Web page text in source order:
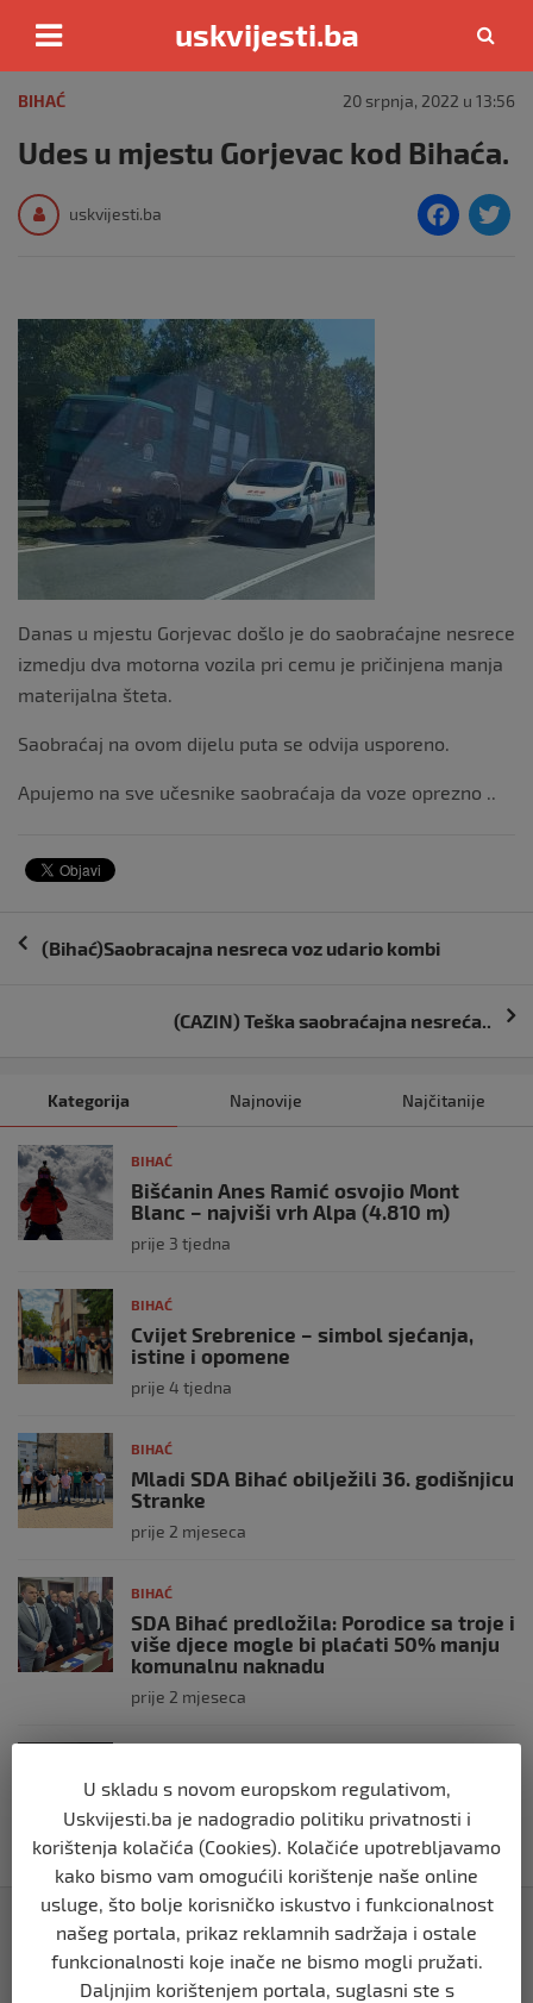
content
uskvijesti.ba
BIHAĆ 20 srpnja, 2022 u 13:56
Udes u mjestu Gorjevac kod Bihaća.
uskvijesti.ba
F
Danas u mjestu Gorjevac došlo je do saobraćajne nesrece
izmedju dva motorna vozila pri cemu je pričinjena manja
materijalna šteta.
Saobraćaj na ovom dijelu puta se odvija usporeno.
Apujemo na sve učesnike saobraćaja da voze oprezno ..
Navigacija
objava
(Bihać)Saobracajna nesreca voz udario kombi
(CAZIN) Teška saobraćajna nesreća..
Kategorija Najnovije Najčitanije
BIHAĆ
Bišćanin Anes Ramić osvojio Mont
Blanc – najviši vrh Alpa (4.810 m)
prije 3 tjedna
BIHAĆ
Cvijet Srebrenice – simbol sjećanja,
istine i opomene
prije 4 tjedna
BIHAĆ
Mladi SDA Bihać obilježili 36. godišnjicu
Stranke
prije 2 mjeseca
BIHAĆ
SDA Bihać predložila: Porodice sa troje i
više djece mogle bi plaćati 50% manju
komunalnu naknadu
prije 2 mjeseca
RK Zagreb izabrao kompaniju iz Bihaća
za izradu nove službene web stranice
prije 2 mjeseca
Izdvojeno
U skladu s novom europskom regulativom,
Uskvijesti.ba je nadogradio politiku privatnosti i
korištenja kolačića (Cookies). Kolačiće upotrebljavamo
kako bismo vam omogućili korištenje naše online
usluge, što bolje korisničko iskustvo i funkcionalnost
našeg portala, prikaz reklamnih sadržaja i ostale
funkcionalnosti koje inače ne bismo mogli pružati.
Daljnjim korištenjem portala, suglasni ste s